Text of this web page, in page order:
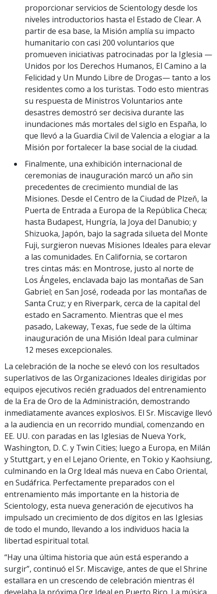
proporcionar servicios de Scientology desde los
niveles introductorios hasta el Estado de Clear. A
partir de esa base, la Misión amplía su impacto
humanitario con casi 200 voluntarios que
promueven iniciativas patrocinadas por la Iglesia —
Unidos por los Derechos Humanos, El Camino a la
Felicidad y Un Mundo Libre de Drogas— tanto a los
residentes como a los turistas. Todo esto mientras
su respuesta de Ministros Voluntarios ante
desastres demostró ser decisiva durante las
inundaciones más mortales del siglo en España, lo
que llevó a la Guardia Civil de Valencia a elogiar a la
Misión por fortalecer la base social de la ciudad.
Finalmente, una exhibición internacional de
ceremonias de inauguración marcó un año sin
precedentes de crecimiento mundial de las
Misiones. Desde el Centro de la Ciudad de Plzeň, la
Puerta de Entrada a Europa de la República Checa;
hasta Budapest, Hungría, la Joya del Danubio; y
Shizuoka, Japón, bajo la sagrada silueta del Monte
Fuji, surgieron nuevas Misiones Ideales para elevar
a las comunidades. En California, se cortaron
tres cintas más: en Montrose, justo al norte de
Los Ángeles, enclavada bajo las montañas de San
Gabriel; en San José, rodeada por las montañas de
Santa Cruz; y en Riverpark, cerca de la capital del
estado en Sacramento. Mientras que el mes
pasado, Lakeway, Texas, fue sede de la última
inauguración de una Misión Ideal para culminar
12 meses excepcionales.
La celebración de la noche se elevó con los resultados
superlativos de las Organizaciones Ideales dirigidas por
equipos ejecutivos recién graduados del entrenamiento
de la Era de Oro de la Administración, demostrando
inmediatamente avances explosivos. El Sr. Miscavige llevó
a la audiencia en un recorrido mundial, comenzando en
EE. UU. con paradas en las Iglesias de Nueva York,
Washington, D. C. y Twin Cities; luego a Europa, en Milán
y Stuttgart, y en el Lejano Oriente, en Tokio y Kaohsiung,
culminando en la Org Ideal más nueva en Cabo Oriental,
en Sudáfrica. Perfectamente preparados con el
entrenamiento más importante en la historia de
Scientology, esta nueva generación de ejecutivos ha
impulsado un crecimiento de dos dígitos en las Iglesias
de todo el mundo, llevando a los individuos hacia la
libertad espiritual total.
“Hay una última historia que aún está esperando a
surgir”, continuó el Sr. Miscavige, antes de que el Shrine
estallara en un crescendo de celebración mientras él